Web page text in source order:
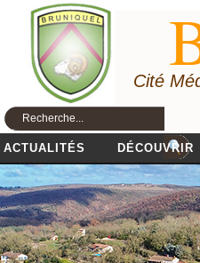
Cité
ACTUALITÉS DÉCOUVRIR